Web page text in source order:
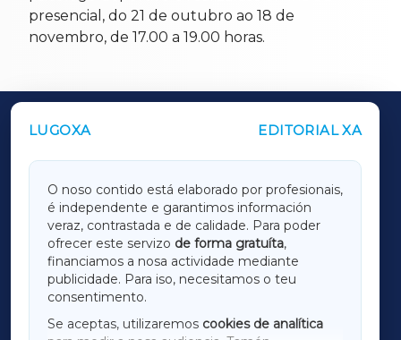
presencial, do 21 de outubro ao 18 de
novembro, de 17.00 a 19.00 horas.
LUGOXA EDITORIAL XA
O noso contido está elaborado por profesionais,
é independente e garantimos información
veraz, contrastada e de calidade. Para poder
ofrecer este servizo de forma gratuíta,
financiamos a nosa actividade mediante
publicidade. Para iso, necesitamos o teu
consentimento.
Se aceptas, utilizaremos cookies de analítica
OUTROS PERIÓDICOS
LUGOXA
TERRACHAXA